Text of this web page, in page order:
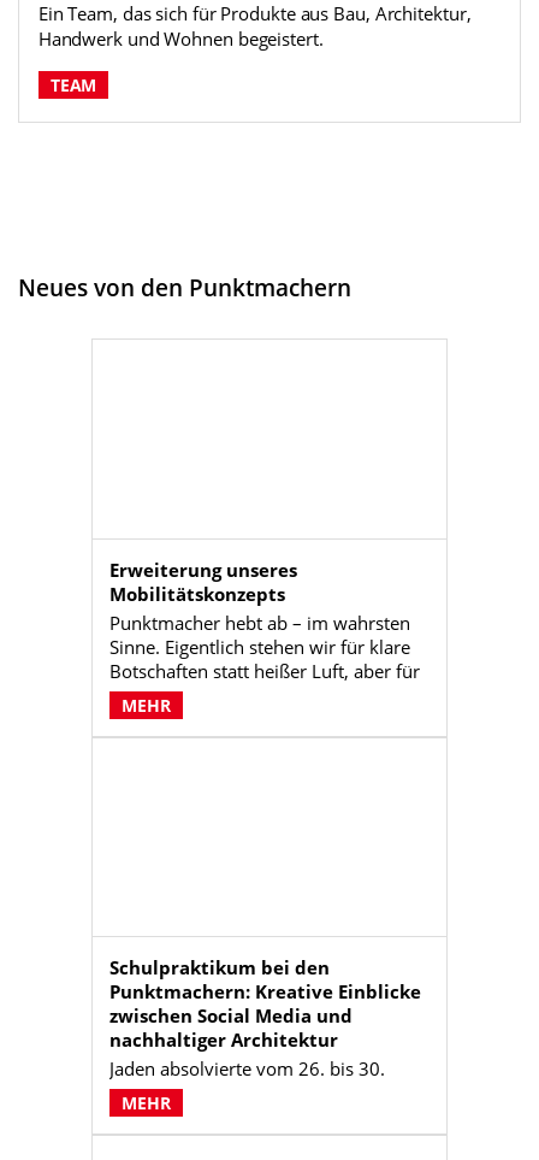
Punktmacher an zwei Standorten
Ein Team, das sich für Produkte aus Bau, Architektur,
Handwerk und Wohnen begeistert.
TEAM
Neues von den Punktmachern
Erweiterung unseres
Mobilitätskonzepts
Punktmacher hebt ab – im wahrsten
Sinne. Eigentlich stehen wir für klare
Botschaften statt heißer Luft, aber für
„PunktmachAir“ machen wir mal eine
Ausnahme.
MEHR
Schulpraktikum bei den
Punktmachern: Kreative Einblicke
zwischen Social Media und
nachhaltiger Architektur
Jaden absolvierte vom 26. bis 30.
Januar ein Schülerpraktikum bei den
Punktmachern, nachdem er dort
bereits 2024 erste Einblicke erhalten
MEHR